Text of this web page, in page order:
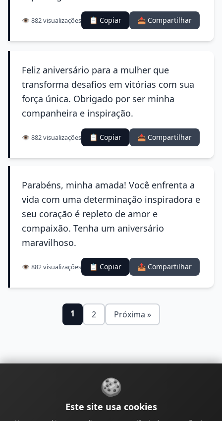
👁️ 882 visualizações 📋 Copiar 📤 Compartilhar
Feliz aniversário para a mulher que
transforma desafios em vitórias com sua
força única. Obrigado por ser minha
companheira e inspiração.
👁️ 882 visualizações 📋 Copiar 📤 Compartilhar
Parabéns, minha amada! Você enfrenta a
vida com uma determinação inspiradora e
seu coração é repleto de amor e
compaixão. Tenha um aniversário
maravilhoso.
👁️ 882 visualizações 📋 Copiar 📤 Compartilhar
1 2 Próxima »
ContatoPolítica de Privacidade
🍪
Este site usa cookies